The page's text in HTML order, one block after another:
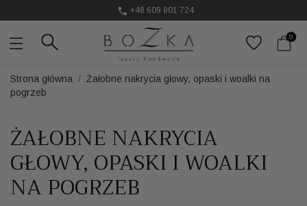
 +48 609 801 724
Ozdoby do włosów, które podkręcają stylizację
Powstają w Polsce z dużym udziałem pracy ręcznej
0
Strona główna
Żałobne nakrycia głowy, opaski i woalki na
pogrzeb
ŻAŁOBNE NAKRYCIA
GŁOWY, OPASKI I WOALKI
NA POGRZEB